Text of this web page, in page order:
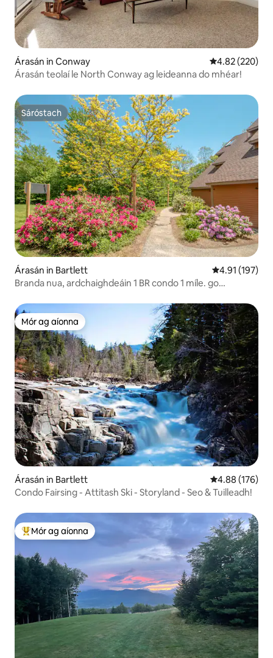
Árasán in Conway Meánrátáil
4.82 (220)
Árasán teolaí le North Conway ag leideanna do mhéar!
Sáróstach
Sáróstach
Árasán in Bartlett Meánrátáil
4.91 (197)
Branda nua, ardchaighdeáin 1 BR condo 1 míle. go
Mór ag aíonna
Mór ag aíonna
Árasán in Bartlett Meánrátáil
4.88 (176)
Condo Fairsing - Attitash Ski - Storyland - Seo & Tuilleadh!
An-mhór ag aíonna
Mór ag aíonna